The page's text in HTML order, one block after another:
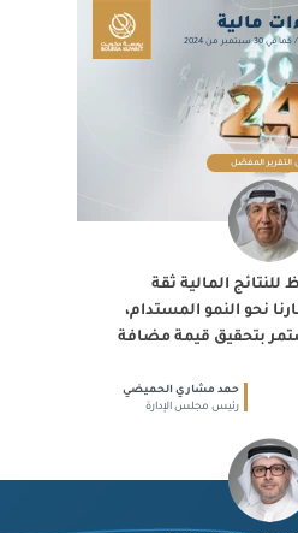
مالية
من 2024
التقرير المفصّل
للنتائج المالية ثقة
نحو النمو المستدام،
بتحقيق قيمة مضافة
حمد مشاري الحميضي
رئيس مجلس الإدارة